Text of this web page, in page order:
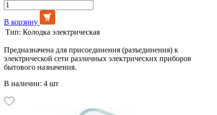
В корзину
Тип: Колодка электрическая
Предназначена для присоединения (разъединения) к
электрической сети различных электрических приборов
бытового назначения.
В наличии: 4 шт